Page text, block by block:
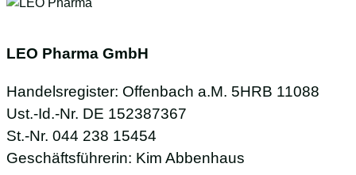
LEO Pharma GmbH
Handelsregister: Offenbach a.M. 5HRB 11088
Ust.-Id.-Nr. DE 152387367
St.-Nr. 044 238 15454
Geschäftsführerin: Kim Abbenhaus